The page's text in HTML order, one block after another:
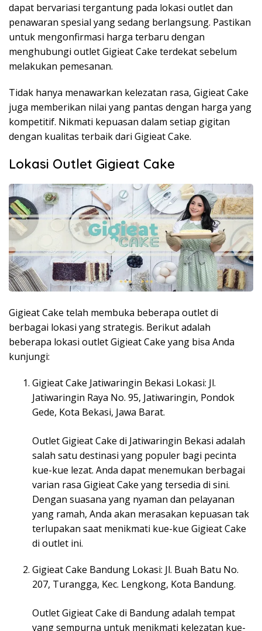
dapat bervariasi tergantung pada lokasi outlet dan
penawaran spesial yang sedang berlangsung. Pastikan
untuk mengonfirmasi harga terbaru dengan
menghubungi outlet Gigieat Cake terdekat sebelum
melakukan pemesanan.
Tidak hanya menawarkan kelezatan rasa, Gigieat Cake
juga memberikan nilai yang pantas dengan harga yang
kompetitif. Nikmati kepuasan dalam setiap gigitan
dengan kualitas terbaik dari Gigieat Cake.
Lokasi Outlet Gigieat Cake
Gigieat Cake telah membuka beberapa outlet di
berbagai lokasi yang strategis. Berikut adalah
beberapa lokasi outlet Gigieat Cake yang bisa Anda
kunjungi:
Gigieat Cake Jatiwaringin Bekasi Lokasi: Jl.
Jatiwaringin Raya No. 95, Jatiwaringin, Pondok
Gede, Kota Bekasi, Jawa Barat.
Outlet Gigieat Cake di Jatiwaringin Bekasi adalah
salah satu destinasi yang populer bagi pecinta
kue-kue lezat. Anda dapat menemukan berbagai
varian rasa Gigieat Cake yang tersedia di sini.
Dengan suasana yang nyaman dan pelayanan
yang ramah, Anda akan merasakan kepuasan tak
terlupakan saat menikmati kue-kue Gigieat Cake
di outlet ini.
Gigieat Cake Bandung Lokasi: Jl. Buah Batu No.
207, Turangga, Kec. Lengkong, Kota Bandung.
Outlet Gigieat Cake di Bandung adalah tempat
yang sempurna untuk menikmati kelezatan kue-